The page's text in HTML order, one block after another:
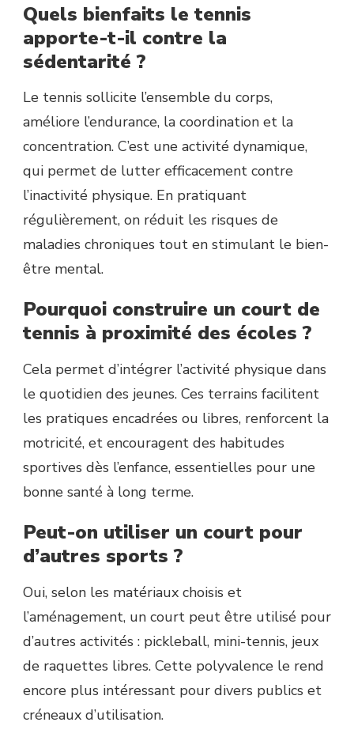
Quels bienfaits le tennis
apporte-t-il contre la
sédentarité ?
Le tennis sollicite l’ensemble du corps,
améliore l’endurance, la coordination et la
concentration. C’est une activité dynamique,
qui permet de lutter efficacement contre
l’inactivité physique. En pratiquant
régulièrement, on réduit les risques de
maladies chroniques tout en stimulant le bien-
être mental.
Pourquoi construire un court de
tennis à proximité des écoles ?
Cela permet d’intégrer l’activité physique dans
le quotidien des jeunes. Ces terrains facilitent
les pratiques encadrées ou libres, renforcent la
motricité, et encouragent des habitudes
sportives dès l’enfance, essentielles pour une
bonne santé à long terme.
Peut-on utiliser un court pour
d’autres sports ?
Oui, selon les matériaux choisis et
l’aménagement, un court peut être utilisé pour
d’autres activités : pickleball, mini-tennis, jeux
de raquettes libres. Cette polyvalence le rend
encore plus intéressant pour divers publics et
créneaux d’utilisation.